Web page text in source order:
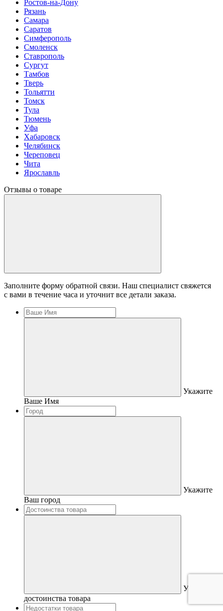
Ростов-на-Дону
Рязань
Самара
Саратов
Симферополь
Смоленск
Ставрополь
Сургут
Тамбов
Тверь
Тольятти
Томск
Тула
Тюмень
Уфа
Хабаровск
Челябинск
Череповец
Чита
Ярославль
Отзывы о товаре
Заполните форму обратной связи. Наш специалист свяжется
с вами в течение часа и уточнит все детали заказа.
Укажите
Ваше Имя
Укажите
Ваш город
Укажите
достоинства товара